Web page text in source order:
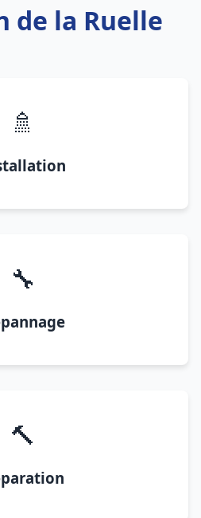
de la Ruelle
🚿
🔧
🔨